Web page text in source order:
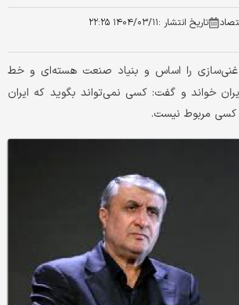
تاریخ انتشار :۱۴۰۴/۰۳/۱۱ ۲۲:۲۵
را اساس و بنیاد صنعت هسته‌ای و خط
خواند و گفت: کسی نمی‌تواند بگوید که ایران
کسی مربوط نیست.